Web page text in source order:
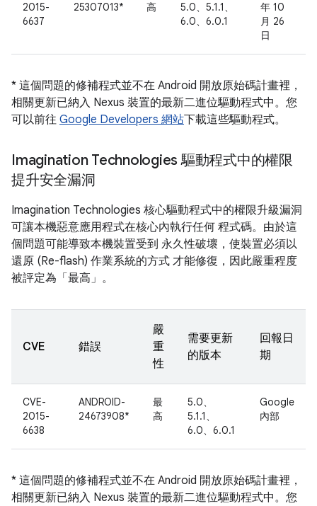
2015-
6637
25307013*
高
5.0、5.1.1、
6.0、6.0.1
年 10
月 26
日
* 這個問題的修補程式並不在 Android 開放原始碼計畫裡，
相關更新已納入 Nexus 裝置的最新二進位驅動程式中。您
可以前往 Google Developers 網站下載這些驅動程式。
Imagination Technologies 驅動程式中的權限
提升安全漏洞
Imagination Technologies 核心驅動程式中的權限升級漏洞
可讓本機惡意應用程式在核心內執行任何 程式碼。由於這
個問題可能導致本機裝置受到 永久性破壞，使裝置必須以
還原 (Re-flash) 作業系統的方式 才能修復，因此嚴重程度
被評定為「最高」。
CVE 錯誤
嚴
重
性
需要更新
的版本
回報日
期
CVE-
2015-
6638
ANDROID-
24673908*
最
高
5.0、
5.1.1、
6.0、6.0.1
Google
內部
* 這個問題的修補程式並不在 Android 開放原始碼計畫裡，
相關更新已納入 Nexus 裝置的最新二進位驅動程式中。您